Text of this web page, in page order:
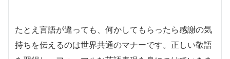
たとえ言語が違っても、何かしてもらったら感謝の気
持ちを伝えるのは世界共通のマナーです。正しい敬語